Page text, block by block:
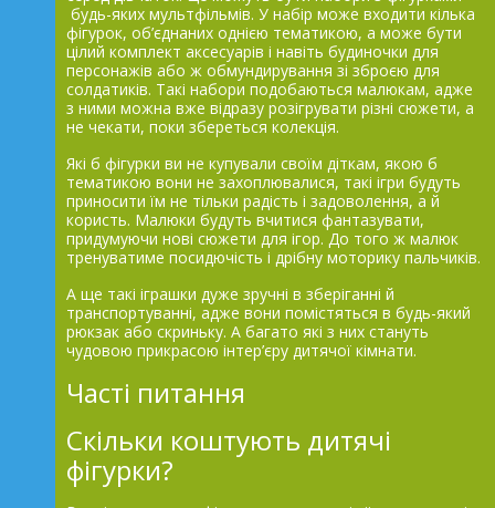
будь-яких мультфільмів. У набір може входити кілька
фігурок, об’єднаних однією тематикою, а може бути
цілий комплект аксесуарів і навіть будиночки для
персонажів або ж обмундирування зі зброєю для
солдатиків. Такі набори подобаються малюкам, адже
з ними можна вже відразу розігрувати різні сюжети, а
не чекати, поки збереться колекція.
Які б фігурки ви не купували своїм діткам, якою б
тематикою вони не захоплювалися, такі ігри будуть
приносити їм не тільки радість і задоволення, а й
користь. Малюки будуть вчитися фантазувати,
придумуючи нові сюжети для ігор. До того ж малюк
тренуватиме посидючість і дрібну моторику пальчиків.
А ще такі іграшки дуже зручні в зберіганні й
транспортуванні, адже вони помістяться в будь-який
рюкзак або скриньку. А багато які з них стануть
чудовою прикрасою інтер’єру дитячої кімнати.
Часті питання
Скільки коштують дитячі
фігурки?